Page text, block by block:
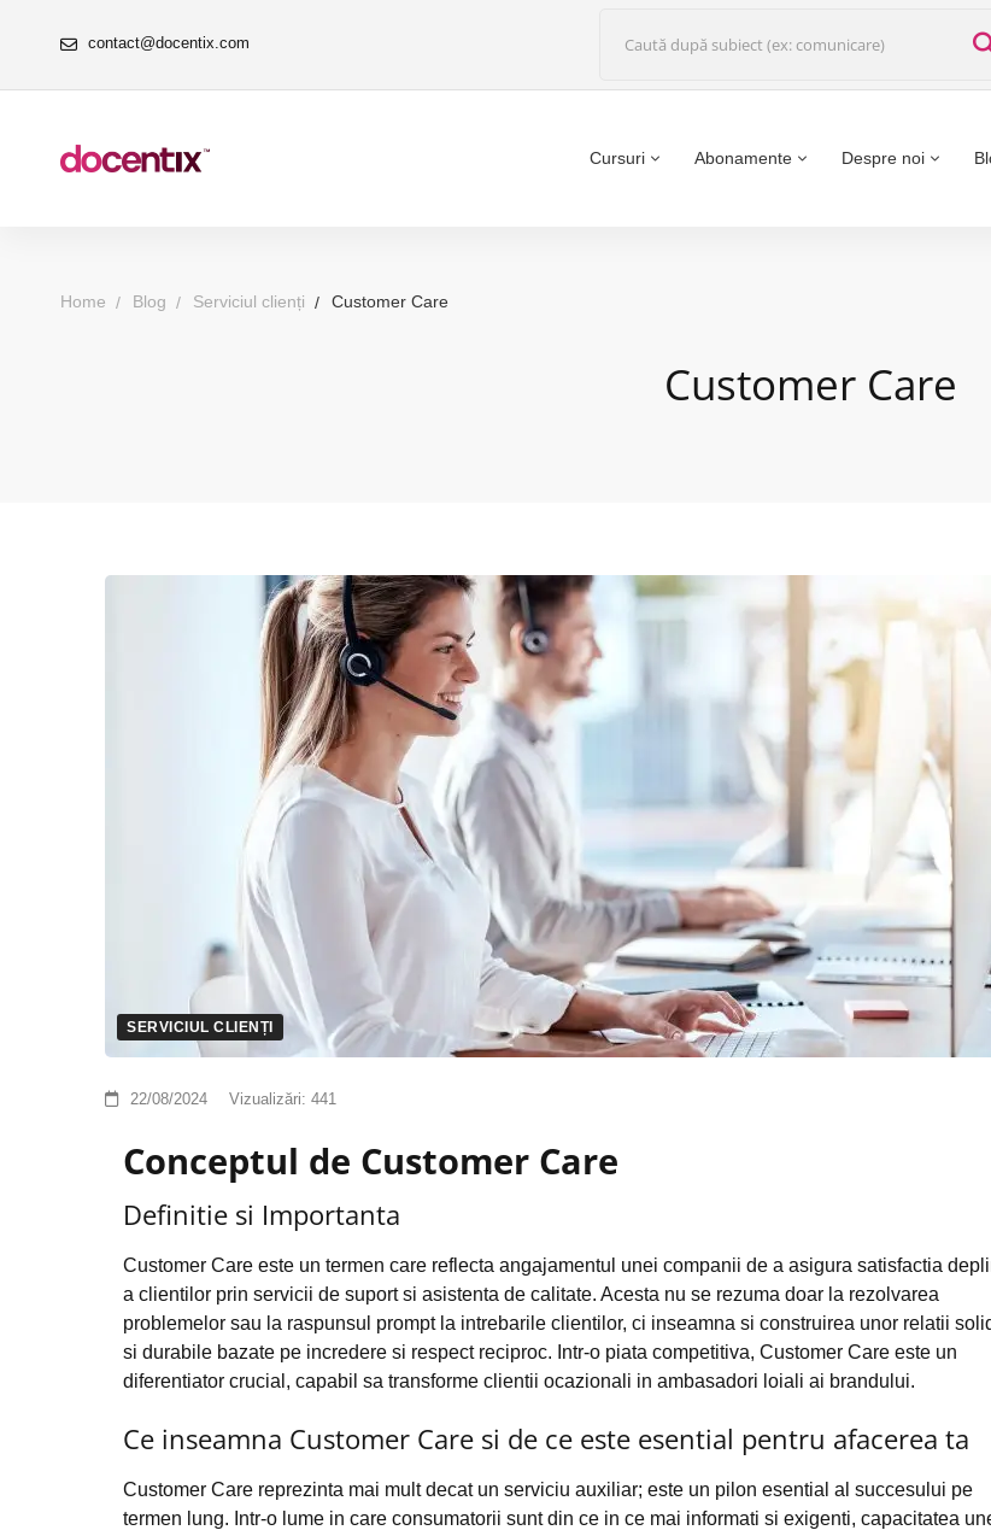
contact@docentix.com
Cursuri Abonamente Despre noi
Home Blog Serviciul clienți Customer Care
Customer Care
SERVICIUL CLIENȚI
22/08/2024 Vizualizări: 441
Conceptul de Customer Care
Definitie si Importanta
Customer Care este un termen care reflecta angajamentul unei companii de a asigura satisfactia
a clientilor prin servicii de suport si asistenta de calitate. Acesta nu se rezuma doar la rezolvarea
problemelor sau la raspunsul prompt la intrebarile clientilor, ci inseamna si construirea unor relatii
si durabile bazate pe incredere si respect reciproc. Intr-o piata competitiva, Customer Care este un
diferentiator crucial, capabil sa transforme clientii ocazionali in ambasadori loiali ai brandului.
Ce inseamna Customer Care si de ce este esential pentru afacerea ta
Customer Care reprezinta mai mult decat un serviciu auxiliar; este un pilon esential al succesului pe
termen lung. Intr-o lume in care consumatorii sunt din ce in ce mai informati si exigenti, capacitatea